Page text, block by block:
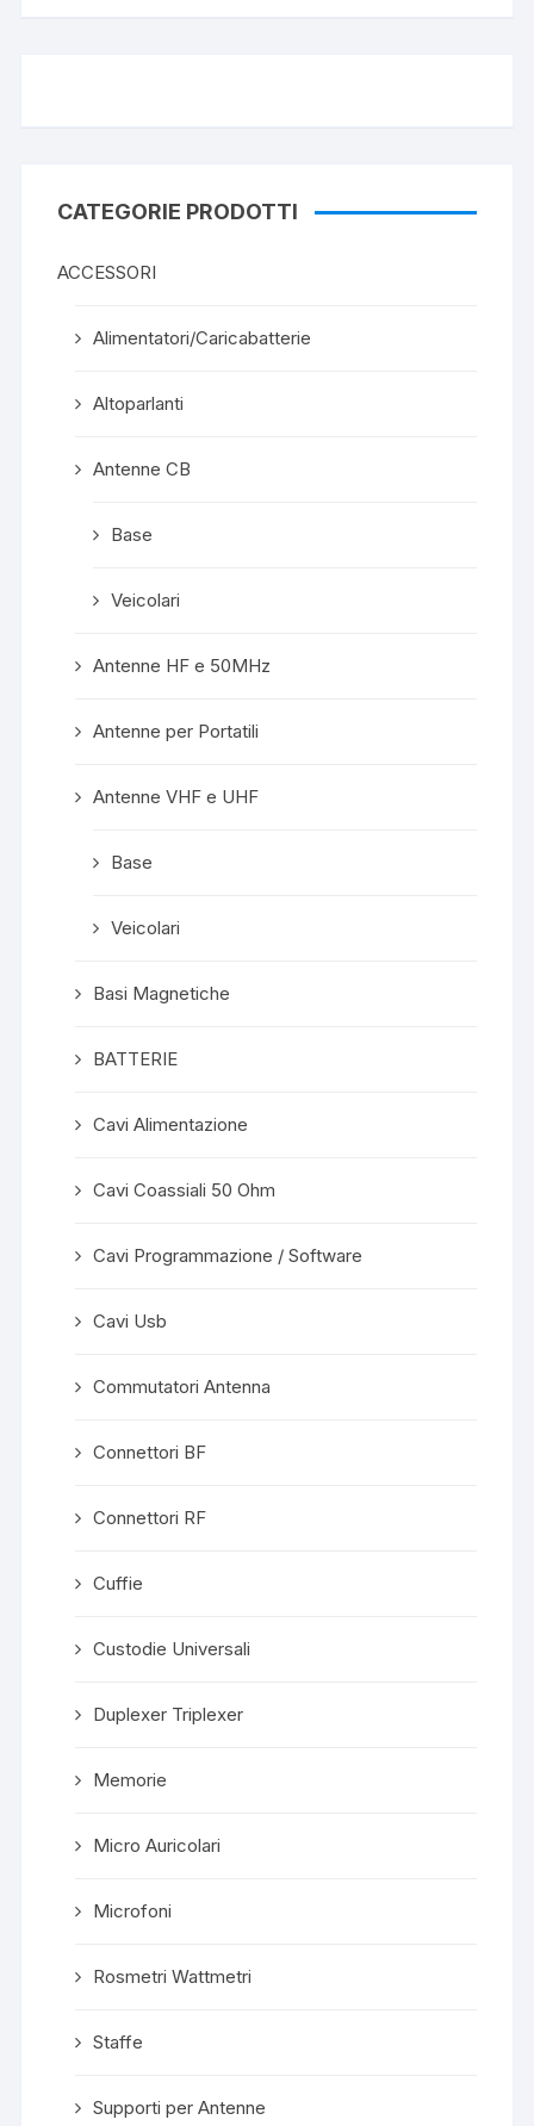
CATEGORIE PRODOTTI
ACCESSORI
Alimentatori/Caricabatterie
Altoparlanti
Antenne CB
Base
Veicolari
Antenne HF e 50MHz
Antenne per Portatili
Antenne VHF e UHF
Base
Veicolari
Basi Magnetiche
BATTERIE
Cavi Alimentazione
Cavi Coassiali 50 Ohm
Cavi Programmazione / Software
Cavi Usb
Commutatori Antenna
Connettori BF
Connettori RF
Cuffie
Custodie Universali
Duplexer Triplexer
Memorie
Micro Auricolari
Microfoni
Rosmetri Wattmetri
Staffe
Supporti per Antenne